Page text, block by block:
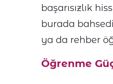
başarısızlık
burada
ya da rehber
Öğrenme